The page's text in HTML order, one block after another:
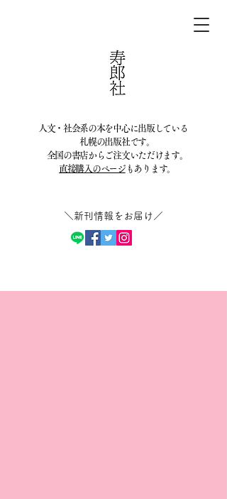
＼新刊情報をお届け／​
人文・社会系の本を中心に出版している
札幌の出版社です。
全国の書店からご注文いただけます。
直接購入のページもあります。